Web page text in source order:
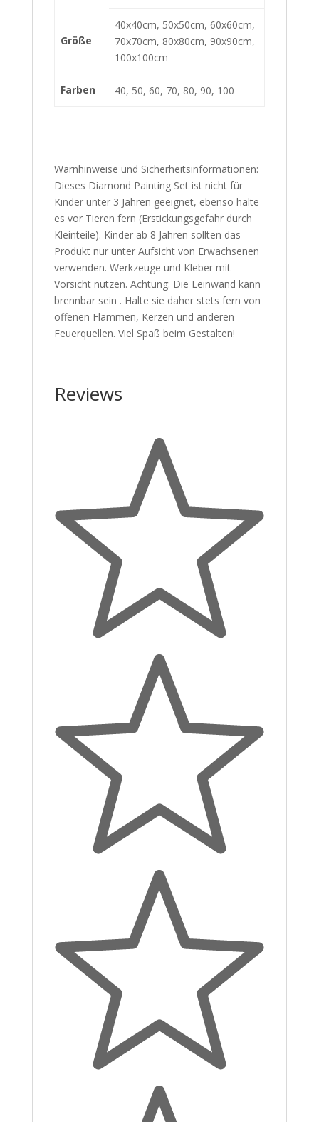
Größe
40x40cm, 50x50cm, 60x60cm,
70x70cm, 80x80cm, 90x90cm,
100x100cm
Farben 40, 50, 60, 70, 80, 90, 100
Warnhinweise und Sicherheitsinformationen:
Dieses Diamond Painting Set ist nicht für
Kinder unter 3 Jahren geeignet, ebenso halte
es vor Tieren fern (Erstickungsgefahr durch
Kleinteile). Kinder ab 8 Jahren sollten das
Produkt nur unter Aufsicht von Erwachsenen
verwenden. Werkzeuge und Kleber mit
Vorsicht nutzen. Achtung: Die Leinwand kann
brennbar sein . Halte sie daher stets fern von
offenen Flammen, Kerzen und anderen
Feuerquellen. Viel Spaß beim Gestalten!
Reviews